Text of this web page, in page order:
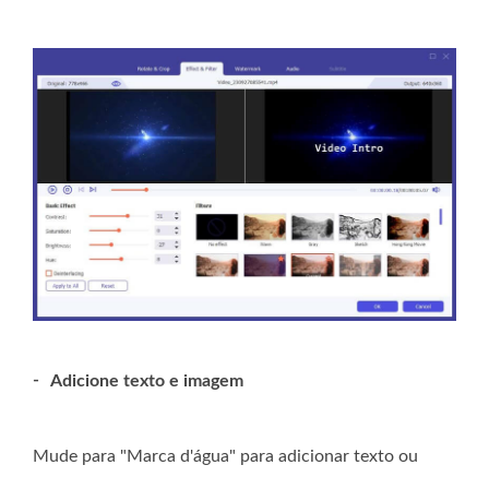
- Adicione texto e imagem
Mude para "Marca d'água" para adicionar texto ou